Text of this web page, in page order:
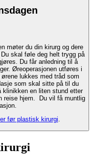
møter du din kirurg og dere
skal føle deg helt trygg på
Du får anledning til å
Øreoperasjonen utføres i
lukkes med tråd som
som skal sitte på til du
en liten stund etter
reise hjem. Du vil få muntlig
før plastisk kirurgi.